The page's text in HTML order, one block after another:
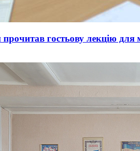
гостьову лекцію для